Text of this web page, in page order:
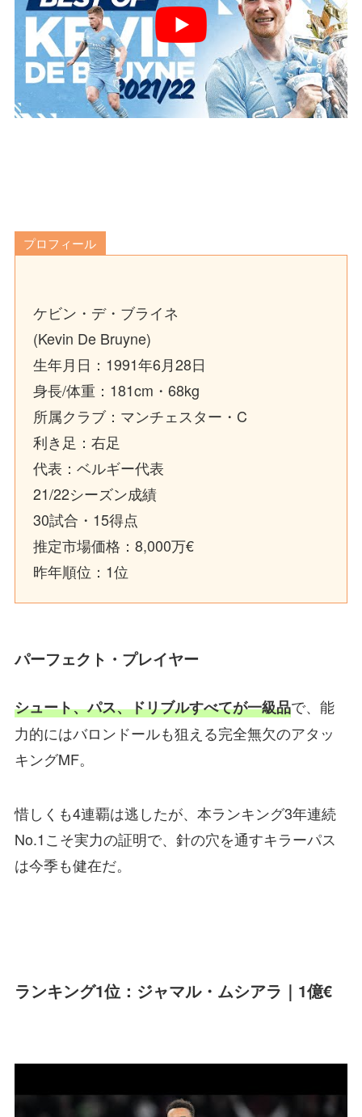
プロフィール
ケビン・デ・ブライネ
(Kevin De Bruyne)
生年月日：1991年6月28日
身長/体重：181cm・68kg
所属クラブ：マンチェスター・C
利き足：右足
代表：ベルギー代表
21/22シーズン成績
30試合・15得点
推定市場価格：8,000万€
昨年順位：1位
パーフェクト・プレイヤー
シュート、パス、ドリブルすべてが一級品で、能
力的にはバロンドールも狙える完全無欠のアタッ
キングMF。
惜しくも4連覇は逃したが、本ランキング3年連続
No.1こそ実力の証明で、針の穴を通すキラーパス
は今季も健在だ。
ランキング1位：ジャマル・ムシアラ｜1億€